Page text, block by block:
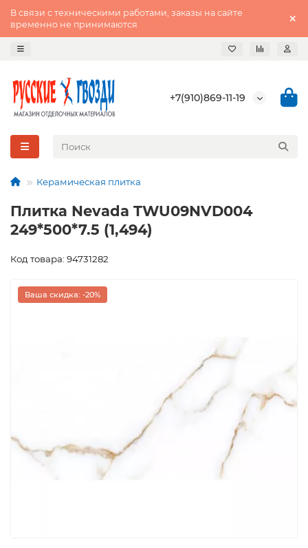
В связи с техническими работами, заказы на сайте
временно не принимаются
+7(910)869-11-19
Керамическая плитка
Плитка Nevada TWU09NVD004
249*500*7.5 (1,494)
Код товара: 94731282
Ваша скидка: -20%